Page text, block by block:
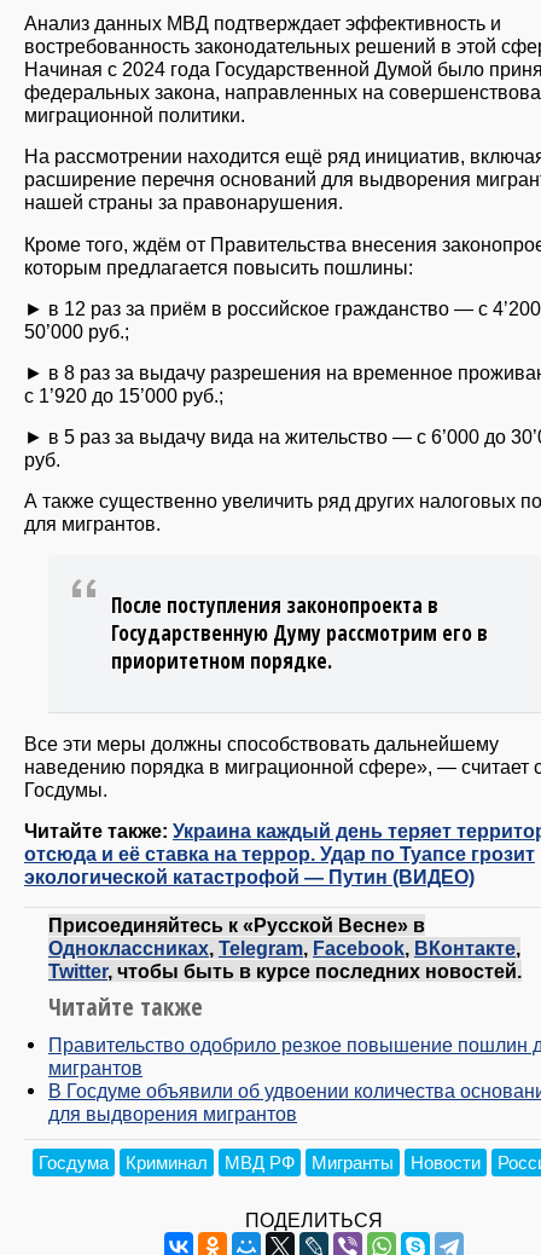
Анализ данных МВД подтверждает эффективность и
востребованность законодательных решений в этой
Начиная с 2024 года Государственной Думой было
федеральных закона, направленных на
миграционной политики.
На рассмотрении находится ещё ряд инициатив,
расширение перечня оснований для выдворения
нашей страны за правонарушения.
Кроме того, ждём от Правительства внесения
которым предлагается повысить пошлины:
► в 12 раз за приём в российское гражданство — с
50’000 руб.;
► в 8 раз за выдачу разрешения на временное
с 1’920 до 15’000 руб.;
► в 5 раз за выдачу вида на жительство — с 6’000 до
руб.
А также существенно увеличить ряд других налоговых
для мигрантов.
После поступления законопроекта в
Государственную Думу рассмотрим его в
приоритетном порядке.
Все эти меры должны способствовать дальнейшему
наведению порядка в миграционной сфере», — считает
Госдумы.
Читайте также: Украина каждый день теряет
отсюда и её ставка на террор. Удар по Туапсе грозит
экологической катастрофой — Путин (ВИДЕО)
Присоединяйтесь к «Русской Весне» в
Одноклассниках, Telegram, Facebook, ВКонтакте,
Twitter, чтобы быть в курсе последних новостей.
Читайте также
Правительство одобрило резкое повышение пошлин
мигрантов
В Госдуме объявили об удвоении количества
для выдворения мигрантов
Госдума Криминал МВД РФ Мигранты Новости
ПОДЕЛИТЬСЯ